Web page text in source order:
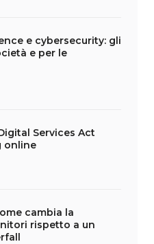
e cybersecurity: gli
e per le
Services Act
online
cambia la
rispetto a un